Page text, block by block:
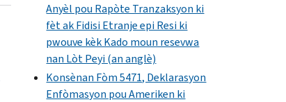
Anyèl pou Rapòte Tranzaksyon ki
fèt ak Fidisi Etranje epi Resi ki
pwouve kèk Kado moun resevwa
nan Lòt Peyi (an anglè)
Konsènan Fòm 5471, Deklarasyon
Enfòmasyon pou Ameriken ki